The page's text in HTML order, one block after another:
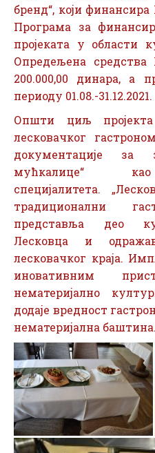
бренд“, који
Програма за
пројеката у области
Опредељена средства
200.000,00 динара, а
периоду 01.08.-31.12.2021.
Општи циљ
лесковачког
документације за
мућкалице“ као
специјалитета.
традиционални
представља део
Лесковца и
лесковачког краја.
иновативним
нематеријално
додаје вредност
нематеријална баштина.